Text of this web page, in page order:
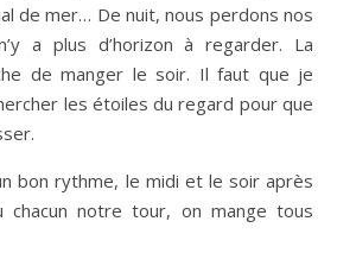
de mer… De nuit, nous perdons nos
a plus d’horizon à regarder. La
de manger le soir. Il faut que je
les étoiles du regard pour que
bon rythme, le midi et le soir après
chacun notre tour, on mange tous